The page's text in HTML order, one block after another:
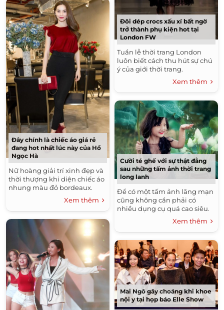
Đây chính là chiếc áo giá rẻ
đang hot nhất lúc này của Hồ
Ngọc Hà
Nữ hoàng giải trí xinh đẹp và
thời thượng khi diện chiếc áo
nhung màu đỏ bordeaux.
Xem thêm
Đôi dép crocs xấu xí bất ngờ
trở thành phụ kiện hot tại
London FW
Tuần lễ thời trang London
luôn biết cách thu hút sự chú
ý của giới thời trang.
Xem thêm
Cười té ghế với sự thật đằng
sau những tấm ảnh thời trang
long lanh
Để có một tấm ảnh lãng mạn
cũng không cần phải có
nhiều dụng cụ quá cao siêu.
Xem thêm
Mai Ngô gây choáng khi khoe
nội y tại họp báo Elle Show